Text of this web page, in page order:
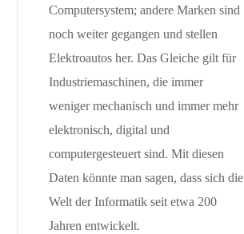
Computersystem; andere Marken sind
noch weiter gegangen und stellen
Elektroautos her. Das Gleiche gilt für
Industriemaschinen, die immer
weniger mechanisch und immer mehr
elektronisch, digital und
computergesteuert sind. Mit diesen
Daten könnte man sagen, dass sich die
Welt der Informatik seit etwa 200
Jahren entwickelt.